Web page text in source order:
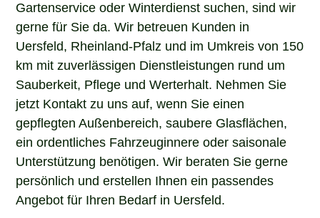
Gartenservice oder Winterdienst suchen, sind wir
gerne für Sie da. Wir betreuen Kunden in
Uersfeld, Rheinland-Pfalz und im Umkreis von 150
km mit zuverlässigen Dienstleistungen rund um
Sauberkeit, Pflege und Werterhalt. Nehmen Sie
jetzt Kontakt zu uns auf, wenn Sie einen
gepflegten Außenbereich, saubere Glasflächen,
ein ordentliches Fahrzeuginnere oder saisonale
Unterstützung benötigen. Wir beraten Sie gerne
persönlich und erstellen Ihnen ein passendes
Angebot für Ihren Bedarf in Uersfeld.